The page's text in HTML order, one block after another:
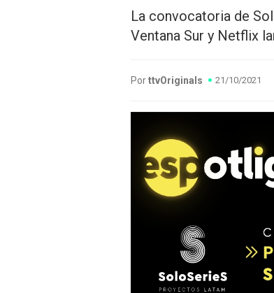
La convocatoria de
Ventana Sur y Netflix
PorttvOriginals 21/10/2021